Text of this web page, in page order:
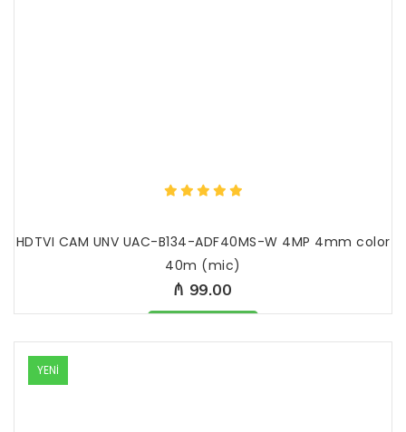
HDTVI CAM UNV UAC-B134-ADF40MS-W 4MP 4mm color
40m (mic)
₼ 99.00
Məhsul mövcüddur
YENİ